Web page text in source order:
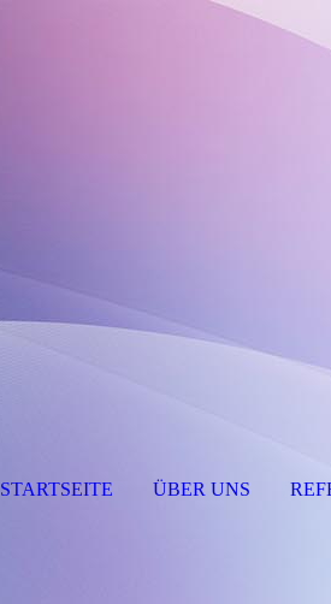
STARTSEITE ÜBER UNS